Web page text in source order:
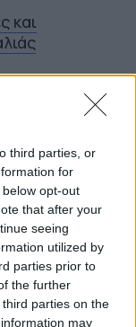
third parties, or
for
opt-out
that after your
seeing
utilized by
parties prior to
the further
parties on the
may
και
ΠΕΡΙΦΕΡΕΙΑ